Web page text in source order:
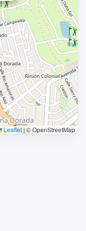
Leaflet|© OpenStreetMap